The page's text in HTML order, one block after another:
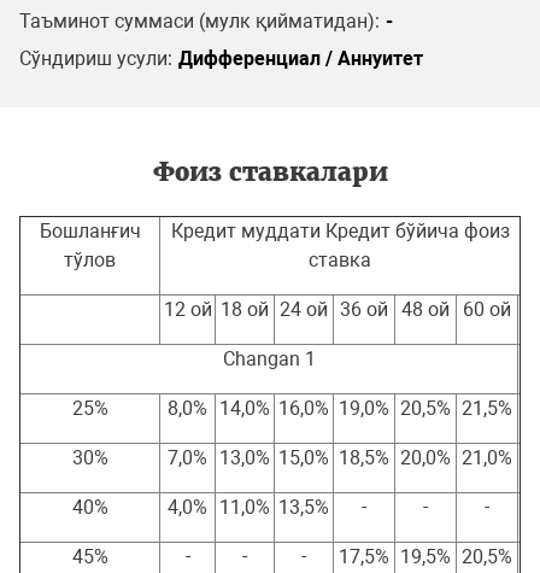
Таъминот суммаси (мулк қийматидан): -
Сўндириш усули: Дифференциал / Аннуитет
Фоиз ставкалари
Бошланғич
тўлов
Кредит муддати Кредит бўйича фоиз
ставка
12 ой 18 ой 24 ой 36 ой 48 ой 60 ой
Changan 1
25% 8,0% 14,0% 16,0% 19,0% 20,5% 21,5%
30% 7,0% 13,0% 15,0% 18,5% 20,0% 21,0%
40% 4,0% 11,0% 13,5% - - -
45% - - - 17,5% 19,5% 20,5%